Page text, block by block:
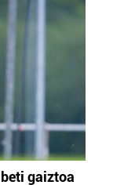
gaiztoa